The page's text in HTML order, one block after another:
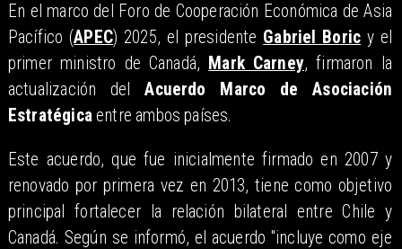
En el marco del Foro de Cooperación Económica de Asia
Pacífico (APEC) 2025, el presidente Gabriel Boric y el
primer ministro de Canadá, Mark Carney, firmaron la
actualización delAcuerdo Marco de Asociación
Estratégicaentre ambos países.
Este acuerdo, que fue inicialmente firmado en 2007 y
renovado por primera vez en 2013, tiene como objetivo
principal fortalecer la relación bilateral entre Chile y
Canadá. Según se informó, el acuerdo "incluye como eje